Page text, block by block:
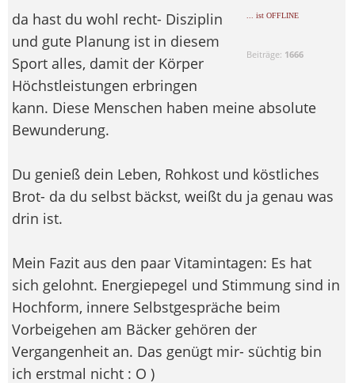
... ist OFFLINE
Beiträge: 1666
da hast du wohl recht- Disziplin
und gute Planung ist in diesem
Sport alles, damit der Körper
Höchstleistungen erbringen
kann. Diese Menschen haben meine absolute
Bewunderung.
Du genieß dein Leben, Rohkost und köstliches
Brot- da du selbst bäckst, weißt du ja genau was
drin ist.
Mein Fazit aus den paar Vitamintagen: Es hat
sich gelohnt. Energiepegel und Stimmung sind in
Hochform, innere Selbstgespräche beim
Vorbeigehen am Bäcker gehören der
Vergangenheit an. Das genügt mir- süchtig bin
ich erstmal nicht : O )